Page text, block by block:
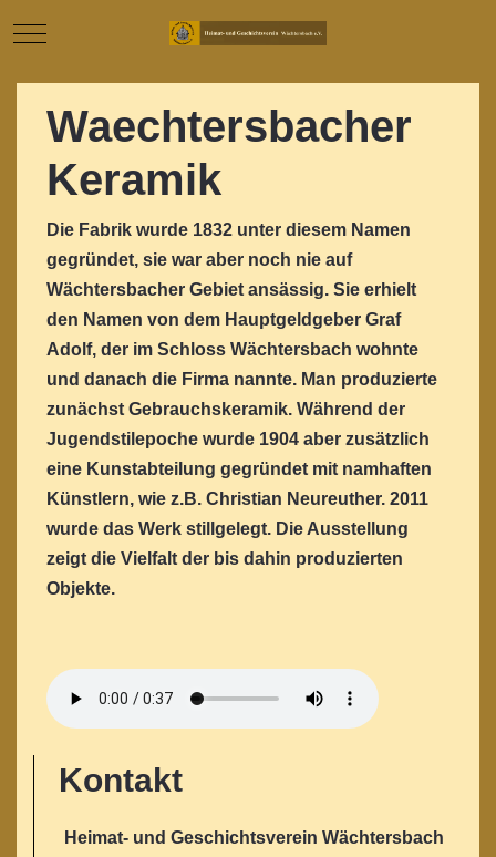
Mobile Menu Toggle
Waechtersbacher
Keramik
Die Fabrik wurde 1832 unter diesem Namen
gegründet, sie war aber noch nie auf
Wächtersbacher Gebiet ansässig. Sie erhielt
den Namen von dem Hauptgeldgeber Graf
Adolf, der im Schloss Wächtersbach wohnte
und danach die Firma nannte. Man produzierte
zunächst Gebrauchskeramik. Während der
Jugendstilepoche wurde 1904 aber zusätzlich
eine Kunstabteilung gegründet mit namhaften
Künstlern, wie z.B. Christian Neureuther. 2011
wurde das Werk stillgelegt. Die Ausstellung
zeigt die Vielfalt der bis dahin produzierten
Objekte.
Kontakt
Heimat- und Geschichtsverein Wächtersbach